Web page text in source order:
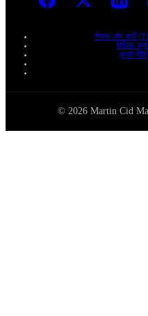
नियम और शर्तें
विधिक
कुकी
© 2026 Martin Cid